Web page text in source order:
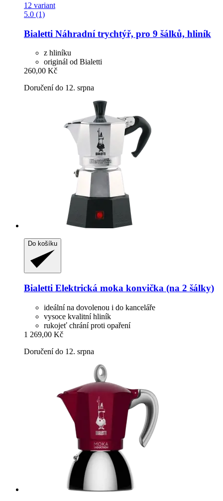
12 variant
5.0 (1)
Bialetti Náhradní trychtýř, pro 9 šálků, hliník
z hliníku
originál od Bialetti
260,00 Kč
Doručení do 12. srpna
Do košíku
Bialetti Elektrická moka konvička (na 2 šálky)
ideální na dovolenou i do kanceláře
vysoce kvalitní hliník
rukojeť chrání proti opaření
1 269,00 Kč
Doručení do 12. srpna